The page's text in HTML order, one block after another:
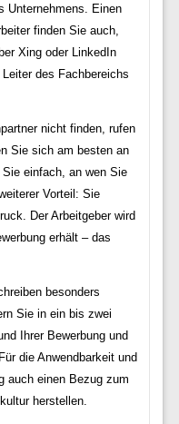
Unternehmens. Einen
finden Sie auch,
Xing oder LinkedIn
des Fachbereichs
nicht finden, rufen
Sie sich am besten an
einfach, an wen Sie
Vorteil: Sie
Der Arbeitgeber wird
erhält – das
besonders
Sie in ein bis zwei
Ihrer Bewerbung und
die Anwendbarkeit und
auch einen Bezug zum
herstellen.